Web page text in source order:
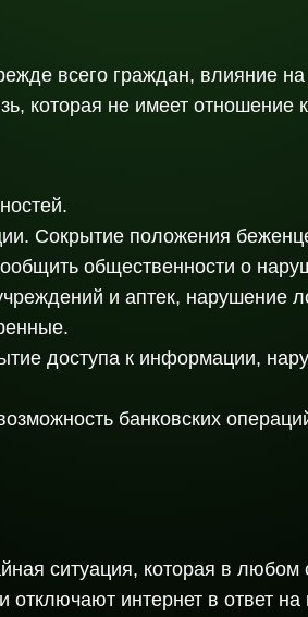
всего граждан, влияние
которая не имеет отношение
Сокрытие положения
общественности о
и аптек, нарушение
доступа к информации,
банковских
ситуация, которая в
интернет в ответ